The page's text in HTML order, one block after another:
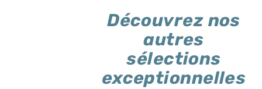
Découvrez nos
autres
sélections
exceptionnelles